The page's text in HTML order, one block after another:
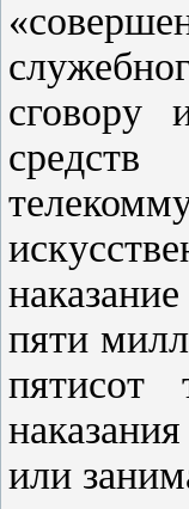
сговору
пяти
пятисот
или